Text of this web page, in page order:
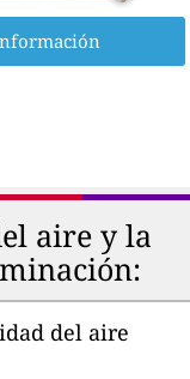
aire y la
del aire